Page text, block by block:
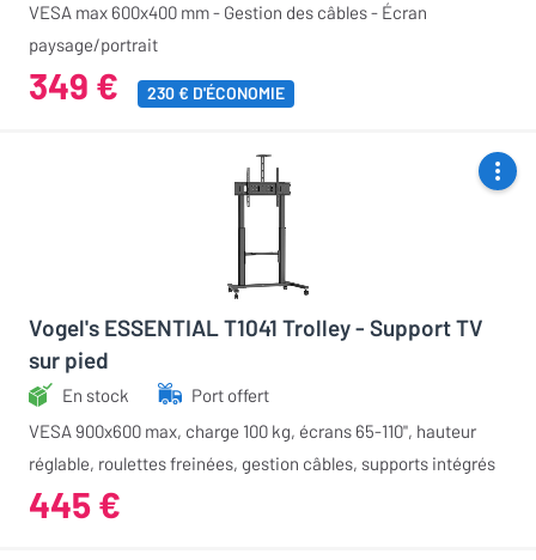
VESA max 600x400 mm - Gestion des câbles - Écran
paysage/portrait
349 € 230 € D'ÉCONOMIE
Vogel's ESSENTIAL T1041 Trolley - Support TV
sur pied
En stock
Port offert
VESA 900x600 max, charge 100 kg, écrans 65-110", hauteur
réglable, roulettes freinées, gestion câbles, supports intégrés
445 €